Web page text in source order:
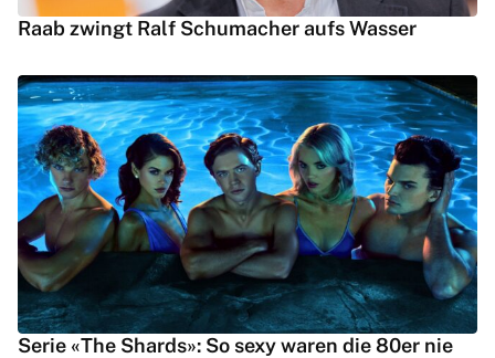
Raab zwingt Ralf Schumacher aufs Wasser
Serie «The Shards»: So sexy waren die 80er nie